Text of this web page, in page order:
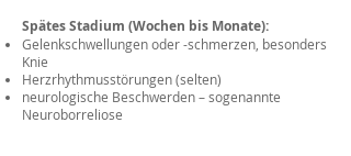
Spätes Stadium (Wochen bis Monate):
Gelenkschwellungen oder -schmerzen, besonders
Knie
Herzrhythmusstörungen (selten)
neurologische Beschwerden – sogenannte
Neuroborreliose